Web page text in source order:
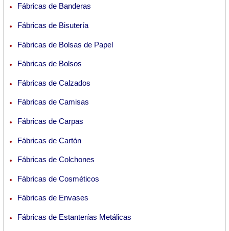
Fábricas de Banderas
Fábricas de Bisutería
Fábricas de Bolsas de Papel
Fábricas de Bolsos
Fábricas de Calzados
Fábricas de Camisas
Fábricas de Carpas
Fábricas de Cartón
Fábricas de Colchones
Fábricas de Cosméticos
Fábricas de Envases
Fábricas de Estanterías Metálicas